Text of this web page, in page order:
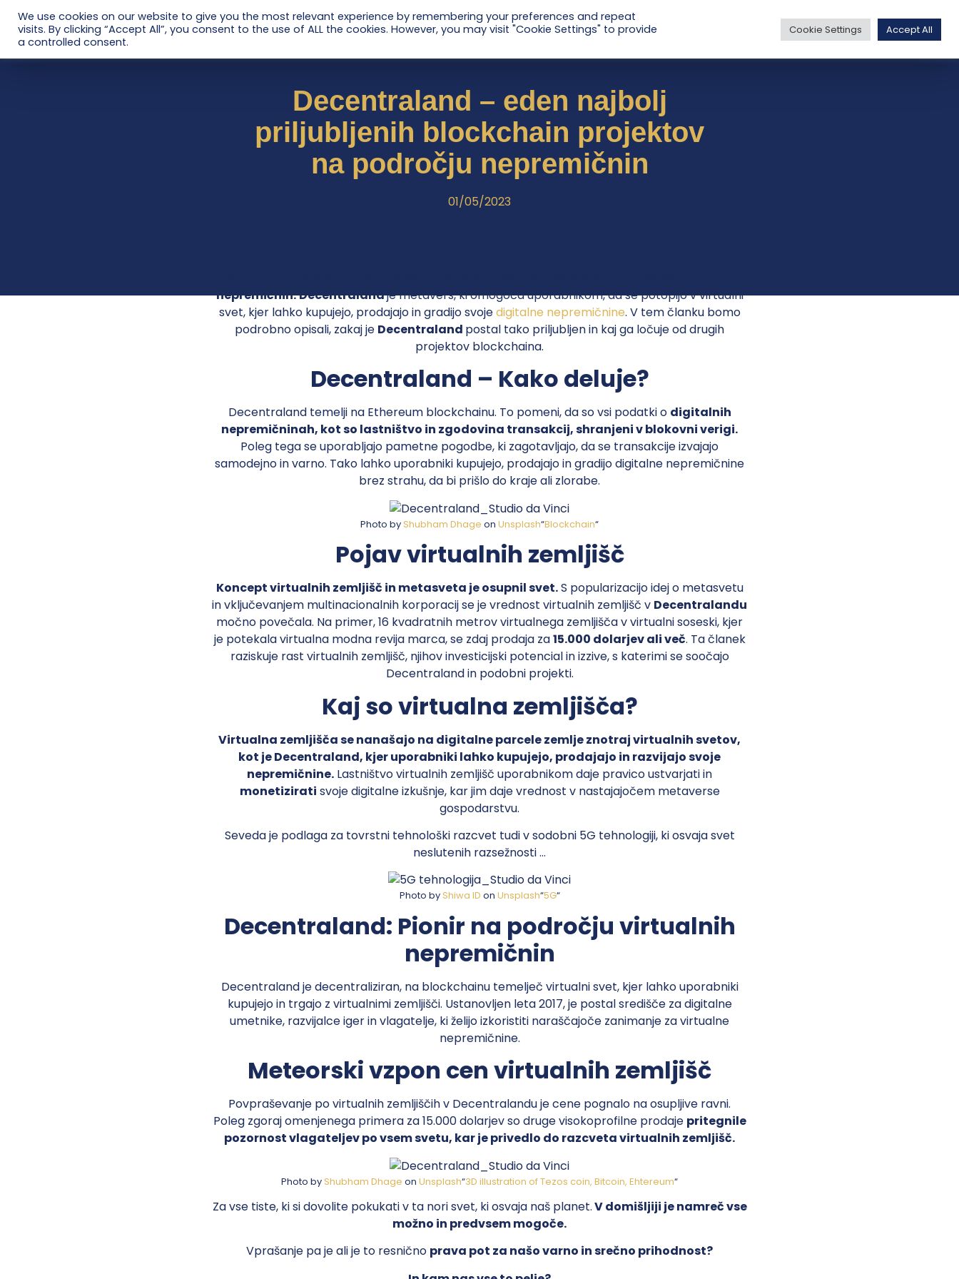
+386 41 744 888
Decentraland – eden najbolj
priljubljenih blockchain projektov
na področju nepremičnin
01/05/2023
nepremičnin.Decentralandje metavers, ki omogoča uporabnikom, da se potopijo v virtualni
svet, kjer lahko kupujejo, prodajajo in gradijo svojedigitalne nepremičnine. V tem članku bomo
podrobno opisali, zakaj je Decentraland postal tako priljubljen in kaj ga ločuje od drugih
projektov blockchaina.
Decentraland – Kako deluje?
Decentraland temelji na Ethereum blockchainu. To pomeni, da so vsi podatki o digitalnih
nepremičninah, kot so lastništvo in zgodovina transakcij, shranjeni v blokovni verigi.
Poleg tega se uporabljajo pametne pogodbe, ki zagotavljajo, da se transakcije izvajajo
samodejno in varno. Tako lahko uporabniki kupujejo, prodajajo in gradijo digitalne nepremičnine
brez strahu, da bi prišlo do kraje ali zlorabe.
Photo byShubham Dhage on Unsplash“Blockchain“
Pojav virtualnih zemljišč
Koncept virtualnih zemljišč in metasveta je osupnil svet.S popularizacijo idej o metasvetu
in vključevanjem multinacionalnih korporacij se je vrednost virtualnih zemljišč v Decentralandu
močno povečala. Na primer, 16 kvadratnih metrov virtualnega zemljišča v virtualni soseski, kjer
je potekala virtualna modna revija marca, se zdaj prodaja za15.000 dolarjev ali več. Ta članek
raziskuje rast virtualnih zemljišč, njihov investicijski potencial in izzive, s katerimi se soočajo
Decentraland in podobni projekti.
Kaj so virtualna zemljišča?
Virtualna zemljišča se nanašajo na digitalne parcele zemlje znotraj virtualnih svetov,
kot je Decentraland, kjer uporabniki lahko kupujejo, prodajajo in razvijajo svoje
nepremičnine. Lastništvo virtualnih zemljišč uporabnikom daje pravico ustvarjati in
monetizirati svoje digitalne izkušnje, kar jim daje vrednost v nastajajočem metaverse
gospodarstvu.
Seveda je podlaga za tovrstni tehnološki razcvet tudi v sodobni 5G tehnologiji, ki osvaja svet
neslutenih razsežnosti …
Photo byShiwa ID on Unsplash“5G“
Decentraland: Pionir na področju virtualnih
nepremičnin
Decentraland je decentraliziran, na blockchainu temelječ virtualni svet, kjer lahko uporabniki
kupujejo in trgajo z virtualnimi zemljišči. Ustanovljen leta 2017, je postal središče za digitalne
umetnike, razvijalce iger in vlagatelje, ki želijo izkoristiti naraščajoče zanimanje za virtualne
nepremičnine.
Meteorski vzpon cen virtualnih zemljišč
Povpraševanje po virtualnih zemljiščih v Decentralandu je cene pognalo na osupljive ravni.
Poleg zgoraj omenjenega primera za 15.000 dolarjev so druge visokoprofilne prodaje pritegnile
pozornost vlagateljev po vsem svetu, kar je privedlo do razcveta virtualnih zemljišč.
Photo byShubham Dhage on Unsplash“3D illustration of Tezos coin, Bitcoin, Ehtereum“
Za vse tiste, ki si dovolite pokukati v ta nori svet, ki osvaja naš planet.V domišljiji je namreč vse
možno in predvsem mogoče.
Vprašanje pa je ali je to resnično prava pot za našo varno in srečno prihodnost?
We use cookies on our website to give you the most relevant experience by remembering your preferences and repeat
visits. By clicking “Accept All”, you consent to the use of ALL the cookies. However, you may visit "Cookie Settings" to provide
a controlled consent.
Cookie Settings Accept All